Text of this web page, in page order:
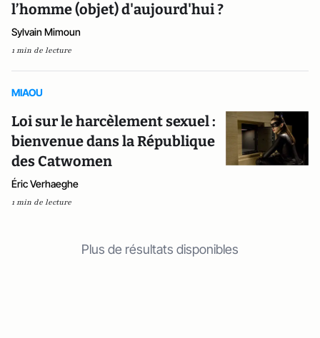
l’homme (objet) d'aujourd'hui ?
Sylvain Mimoun
1 min de lecture
MIAOU
Loi sur le harcèlement sexuel :
bienvenue dans la République
des Catwomen
Éric Verhaeghe
1 min de lecture
Plus de résultats disponibles